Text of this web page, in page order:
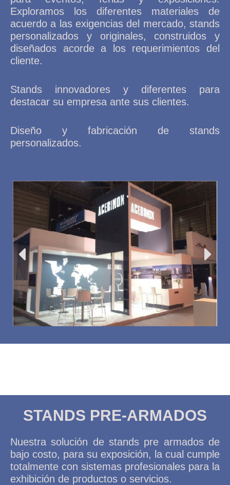
Exploramos los diferentes materiales de
acuerdo a las exigencias del mercado, stands
personalizados y originales, construidos y
diseñados acorde a los requerimientos del
cliente.
Stands innovadores y diferentes para
destacar su empresa ante sus clientes.
Diseño y fabricación de stands
personalizados.
STANDS PRE-ARMADOS
Nuestra solución de stands pre armados de
bajo costo, para su exposición, la cual cumple
totalmente con sistemas profesionales para la
exhibición de productos o servicios.